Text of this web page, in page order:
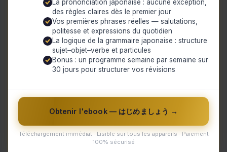
La prononciation japonaise : aucune exception,
des règles claires dès le premier jour
Vos premières phrases réelles — salutations,
politesse et expressions du quotidien
La logique de la grammaire japonaise : structure
sujet–objet–verbe et particules
Bonus : un programme semaine par semaine sur
30 jours pour structurer vos révisions
Obtenir l'ebook — はじめましょう →
Téléchargement immédiat · Lisible sur tous les appareils · Paiement
100% sécurisé
et bien organisé pour répondre aux
situations d’urgence. Celui-ci implique
l’intervention des différentes agences
gouvernementales ainsi que celle des
citoyens eux-mêmes qui sont fortement
sensibilisés à cette question. La
permis au Japon d’être reconnu comme
étant l’un des pays les plus avancés en
matière de sécurité civile. Cependant, suite